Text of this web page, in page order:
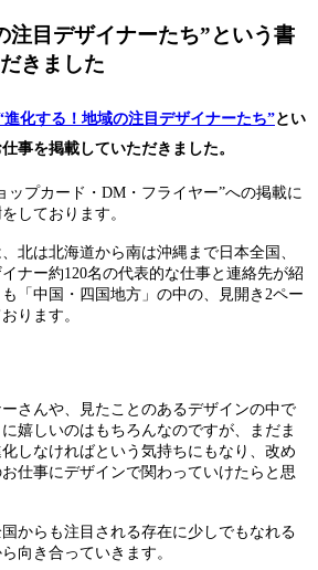
注目デザイナーたち”という書
きました
進化する！地域の注目デザイナーたち”とい
事を掲載していただきました。
ップカード・DM・フライヤー”への掲載に
しております。
北は北海道から南は沖縄まで日本全国、
ナー約120名の代表的な仕事と連絡先が紹
「中国・四国地方」の中の、見開き2ペー
ります。
さんや、見たことのあるデザインの中で
嬉しいのはもちろんなのですが、まだま
しなければという気持ちにもなり、改め
仕事にデザインで関わっていけたらと思
からも注目される存在に少しでもなれる
向き合っていきます。